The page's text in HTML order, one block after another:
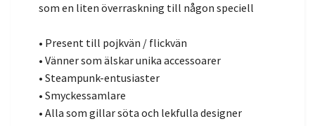
som en liten överraskning till någon speciell
• Present till pojkvän / flickvän
• Vänner som älskar unika accessoarer
• Steampunk-entusiaster
• Smyckessamlare
• Alla som gillar söta och lekfulla designer